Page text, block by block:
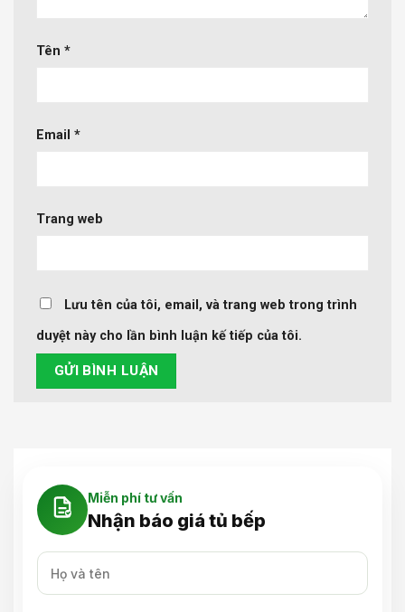
Tên *
Email *
Trang web
Lưu tên của tôi, email, và trang web trong trình
duyệt này cho lần bình luận kế tiếp của tôi.
Miễn phí tư vấn
Nhận báo giá tủ bếp